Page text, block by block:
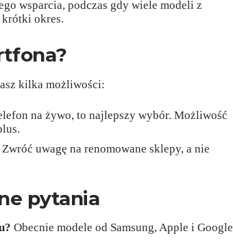
wsparcia, podczas gdy wiele modeli z
okres.
kilka możliwości:
na żywo, to najlepszy wybór. Możliwość
uwagę na renomowane sklepy, a nie
pytania
Obecnie modele od Samsung, Apple i Google